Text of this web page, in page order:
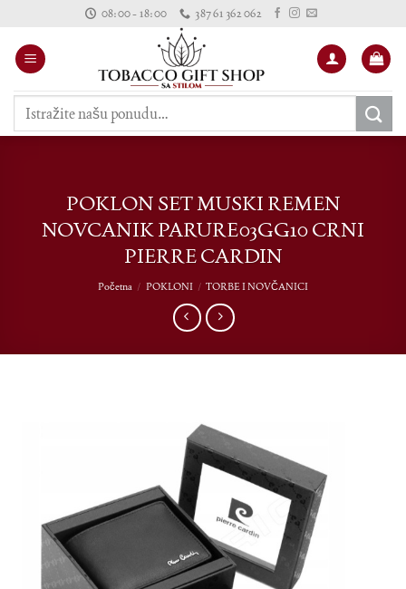
content
08:00 - 18:00 387 61 362 062
Pretraži:
POKLON SET MUSKI REMEN
NOVCANIK PARURE03GG10 CRNI
PIERRE CARDIN
Početna / POKLONI / TORBE I NOVČANICI